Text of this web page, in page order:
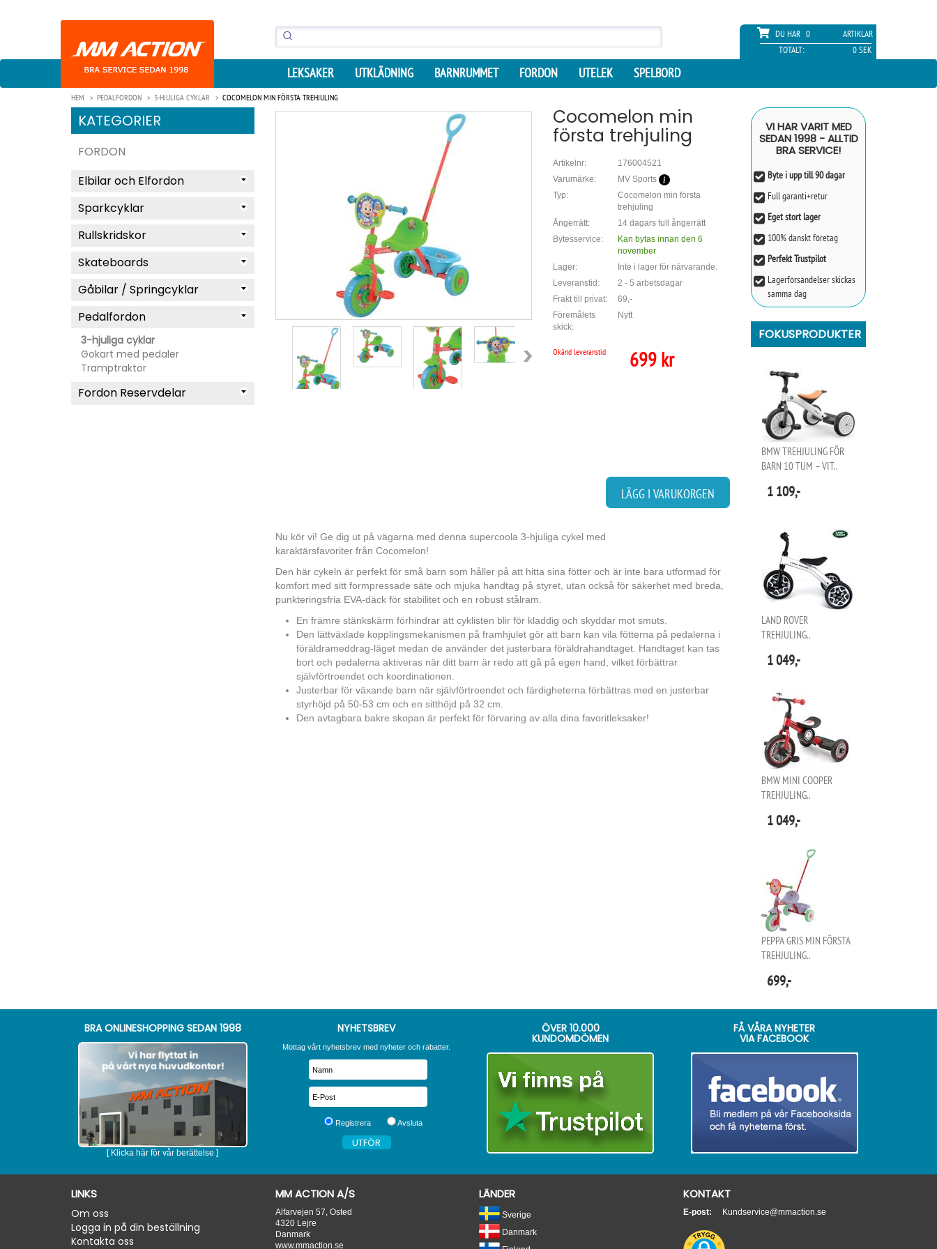
DU HAR 0
ARTIKLAR
TOTALT:
0 SEK
LEKSAKER UTKLÄDNING BARNRUMMET FORDON UTELEK SPELBORD
HEM PEDALFORDON 3-HJULIGA CYKLAR COCOMELON MIN FÖRSTA TREHJULING
KATEGORIER
FORDON
Elbilar och Elfordon
Sparkcyklar
Rullskridskor
Skateboards
Gåbilar / Springcyklar
Pedalfordon
3-hjuliga cyklar
Gokart med pedaler
Tramptraktor
Fordon Reservdelar
Cocomelon min
första trehjuling
Artikelnr:
176004521
Varumärke:
MV Sports
Typ:
Cocomelon min första
trehjuling
Ångerrätt:
14 dagars full ångerrätt
Bytesservice:
Kan bytas innan den 6
november
Lager:
Inte i lager för närvarande.
Leveranstid:
2 - 5 arbetsdagar
Frakt till privat:
69,-
Föremålets
skick:
Nytt
Okänd leveranstid 699 kr
LÄGG I VARUKORGEN
Nu kör vi! Ge dig ut på vägarna med denna supercoola 3-hjuliga cykel med
karaktärsfavoriter från Cocomelon!
Den här cykeln är perfekt för små barn som håller på att hitta sina fötter och är inte bara utformad för
komfort med sitt formpressade säte och mjuka handtag på styret, utan också för säkerhet med breda,
punkteringsfria EVA-däck för stabilitet och en robust stålram.
En främre stänkskärm förhindrar att cyklisten blir för kladdig och skyddar mot smuts.
Den lättväxlade kopplingsmekanismen på framhjulet gör att barn kan vila fötterna på pedalerna i
föräldrameddrag-läget medan de använder det justerbara föräldrahandtaget. Handtaget kan tas
bort och pedalerna aktiveras när ditt barn är redo att gå på egen hand, vilket förbättrar
självförtroendet och koordinationen.
Justerbar för växande barn när självförtroendet och färdigheterna förbättras med en justerbar
styrhöjd på 50-53 cm och en sitthöjd på 32 cm.
Den avtagbara bakre skopan är perfekt för förvaring av alla dina favoritleksaker!
VI HAR VARIT MED
SEDAN 1998 - ALLTID
BRA SERVICE!
Byte i upp till 90 dagar
Full garanti+retur
Eget stort lager
100% danskt företag
Perfekt Trustpilot
Lagerförsändelser skickas
samma dag
FOKUSPRODUKTER
BMW TREHJULING FÖR
BARN 10 TUM – VIT..
1 109,-
LAND ROVER
TREHJULING..
1 049,-
BMW MINI COOPER
TREHJULING..
1 049,-
PEPPA GRIS MIN FÖRSTA
TREHJULING..
699,-
BRA ONLINESHOPPING SEDAN 1998
[ Klicka här för vår berättelse ]
NYHETSBREV
Mottag vårt nyhetsbrev med nyheter och rabatter.
Registrera Avsluta
ÖVER 10.000
KUNDOMDÖMEN
FÅ VÅRA NYHETER
VIA FACEBOOK
LINKS
Om oss
Logga in på din beställning
Kontakta oss
MM ACTION A/S
Alfarvejen 57, Osted
4320 Lejre
Danmark
www.mmaction.se
LÄNDER
Sverige
Danmark
KONTAKT
E-post: Kundservice@mmaction.se